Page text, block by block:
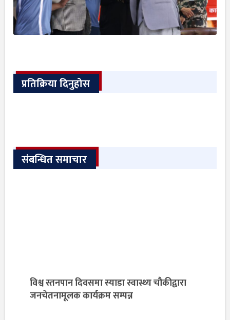
प्रतिक्रिया दिनुहोस
संबन्धित समाचार
विश्व स्तनपान दिवसमा स्याडा स्वास्थ्य चौकीद्वारा
जनचेतनामूलक कार्यक्रम सम्पन्न